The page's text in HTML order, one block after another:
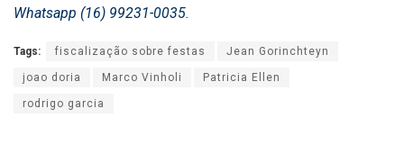
Whatsapp (16) 99231-0035.
Tags: fiscalização sobre festas Jean Gorinchteyn
joao doria Marco Vinholi Patricia Ellen
rodrigo garcia